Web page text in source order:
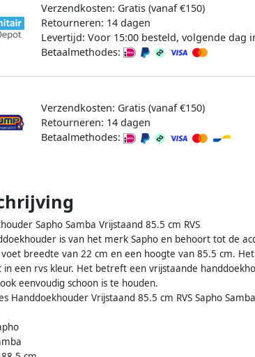
Verzendkosten: Gratis (vanaf €150)
Retourneren: 14 dagen
Levertijd: Voor 15:00 besteld, volgende dag
Betaalmethodes:
Verzendkosten: Gratis (vanaf €150)
Retourneren: 14 dagen
Betaalmethodes:
Sapho Samba Vrijstaand 85.5 cm RVS
is van het merk Sapho en behoort tot de
breedte van 22 cm en een hoogte van 85.5 cm.
een rvs kleur. Het betreft een vrijstaande
eenvoudig schoon is te houden.
Handdoekhouder Vrijstaand 85.5 cm RVS Sapho